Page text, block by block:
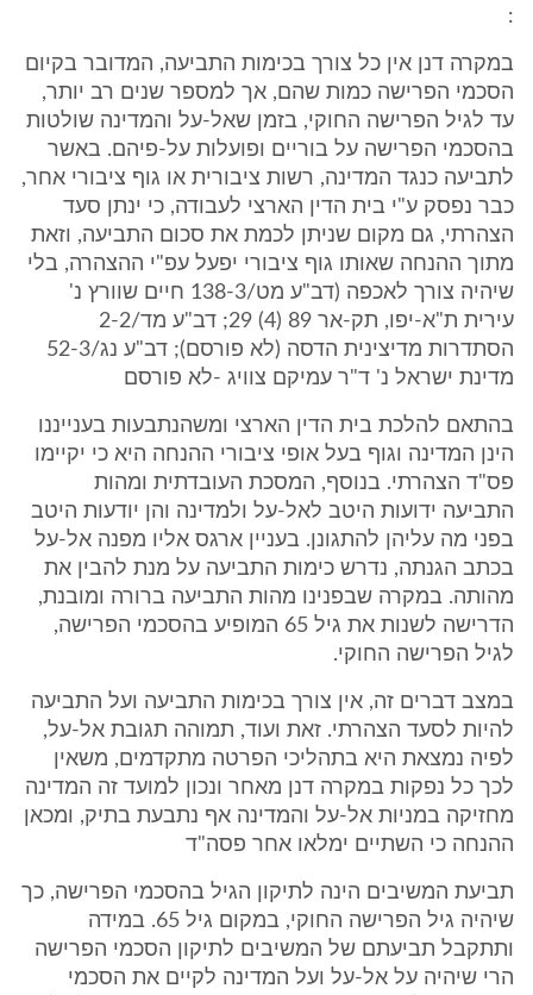
:
במקרה דנן אין כל צורך בכימות התביעה, המדובר בקיום
הסכמי הפרישה כמות שהם, אך למספר שנים רב יותר,
עד לגיל הפרישה החוקי, בזמן שאל-על והמדינה שולטות
בהסכמי הפרישה על בוריים ופועלות על-פיהם. באשר
לתביעה כנגד המדינה, רשות ציבורית או גוף ציבורי אחר,
כבר נפסק ע"י בית הדין הארצי לעבודה, כי ינתן סעד
הצהרתי, גם מקום שניתן לכמת את סכום התביעה, וזאת
מתוך ההנחה שאותו גוף ציבורי יפעל עפ"י ההצהרה, בלי
שיהיה צורך לאכפה (דב"ע מט/138-3 חיים שוורץ נ'
עירית ת"א-יפו, תק-אר 89 (4) 29; דב"ע מד/2-2
הסתדרות מדיצינית הדסה (לא פורסם); דב"ע נג/52-3
מדינת ישראל נ' ד"ר עמיקם צוויג -לא פורסם
בהתאם להלכת בית הדין הארצי ומשהנתבעות בענייננו
הינן המדינה וגוף בעל אופי ציבורי ההנחה היא כי יקיימו
פס"ד הצהרתי. בנוסף, המסכת העובדתית ומהות
התביעה ידועות היטב לאל-על ולמדינה והן יודעות היטב
בפני מה עליהן להתגונן. בעניין ארגס אליו מפנה אל-על
בכתב הגנתה, נדרש כימות התביעה על מנת להבין את
מהותה. במקרה שבפנינו מהות התביעה ברורה ומובנת,
הדרישה לשנות את גיל 65 המופיע בהסכמי הפרישה,
לגיל הפרישה החוקי.
במצב דברים זה, אין צורך בכימות התביעה ועל התביעה
להיות לסעד הצהרתי. זאת ועוד, תמוהה תגובת אל-על,
לפיה נמצאת היא בתהליכי הפרטה מתקדמים, משאין
לכך כל נפקות במקרה דנן מאחר ונכון למועד זה המדינה
מחזיקה במניות אל-על והמדינה אף נתבעת בתיק, ומכאן
ההנחה כי השתיים ימלאו אחר פסה"ד
תביעת המשיבים הינה לתיקון הגיל בהסכמי הפרישה, כך
שיהיה גיל הפרישה החוקי, במקום גיל 65. במידה
ותתקבל תביעתם של המשיבים לתיקון הסכמי הפרישה
הרי שיהיה על אל-על ועל המדינה לקיים את הסכמי